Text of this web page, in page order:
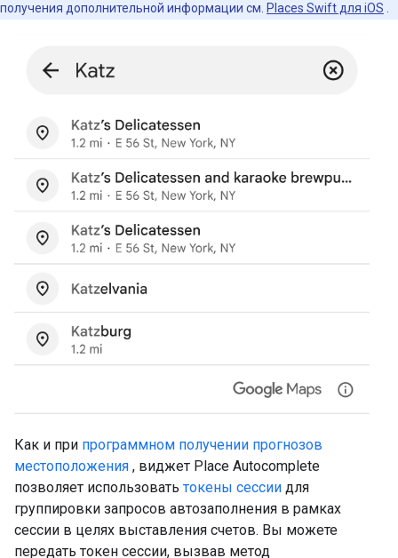
получения дополнительной информации см. Places Swift для iOS
Как и при программном получении прогнозов
местоположения , виджет Place Autocomplete
позволяет использовать токены сессии для
группировки запросов автозаполнения в рамках
сессии в целях выставления счетов. Вы можете
передать токен сессии, вызвав метод